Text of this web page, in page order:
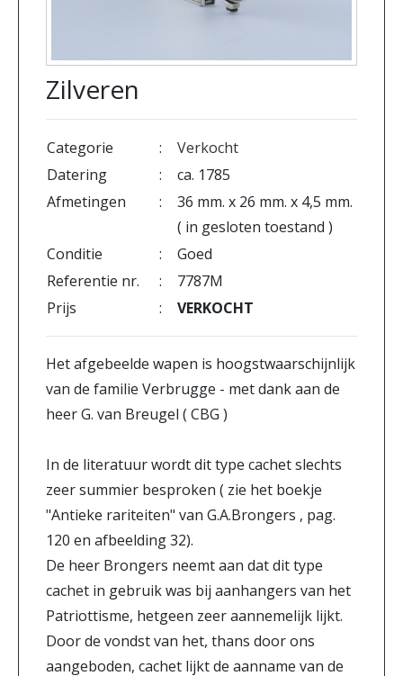
Zilveren
Categorie :
Verkocht
Datering
:
ca. 1785
Afmetingen
:
36 mm. x 26 mm. x 4,5 mm.
( in gesloten toestand )
Conditie
:
Goed
Referentie nr.
:
7787M
Prijs
: VERKOCHT
Het afgebeelde wapen is hoogstwaarschijnlijk
van de familie Verbrugge - met dank aan de
heer G. van Breugel ( CBG )
In de literatuur wordt dit type cachet slechts
zeer summier besproken ( zie het boekje
"Antieke rariteiten" van G.A.Brongers , pag.
120 en afbeelding 32).
De heer Brongers neemt aan dat dit type
cachet in gebruik was bij aanhangers van het
Patriottisme, hetgeen zeer aannemelijk lijkt.
Door de vondst van het, thans door ons
aangeboden, cachet lijkt de aanname van de